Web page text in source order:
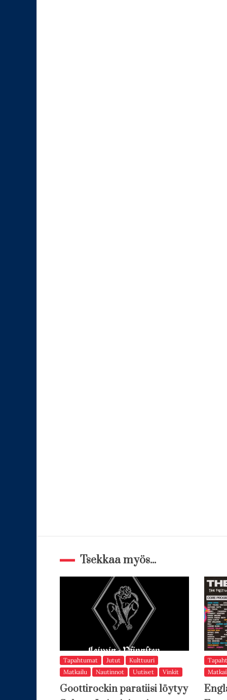
Tsekkaa myös...
Tapahtumat Jutut
Kulttuuri
Matkailu
Nautinnot Uutiset Vinkit
Goottirockin paratiisi löytyy